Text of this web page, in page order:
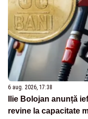
6 aug. 2026, 17:38
Ilie Bolojan anunță
revine la capacitate